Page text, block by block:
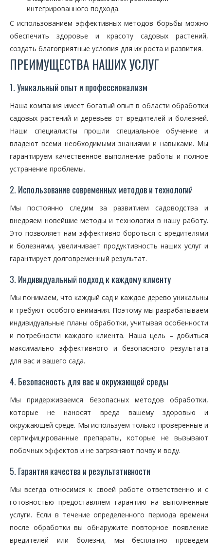
интегрированного подхода.
С использованием эффективных методов борьбы можно
обеспечить здоровье и красоту садовых растений,
создать благоприятные условия для их роста и развития.
ПРЕИМУЩЕСТВА НАШИХ УСЛУГ
1. Уникальный опыт и профессионализм
Наша компания имеет богатый опыт в области обработки
садовых растений и деревьев от вредителей и болезней.
Наши специалисты прошли специальное обучение и
владеют всеми необходимыми знаниями и навыками. Мы
гарантируем качественное выполнение работы и полное
устранение проблемы.
2. Использование современных методов и технологий
Мы постоянно следим за развитием садоводства и
внедряем новейшие методы и технологии в нашу работу.
Это позволяет нам эффективно бороться с вредителями
и болезнями, увеличивает продуктивность наших услуг и
гарантирует долговременный результат.
3. Индивидуальный подход к каждому клиенту
Мы понимаем, что каждый сад и каждое дерево уникальны
и требуют особого внимания. Поэтому мы разрабатываем
индивидуальные планы обработки, учитывая особенности
и потребности каждого клиента. Наша цель – добиться
максимально эффективного и безопасного результата
для вас и вашего сада.
4. Безопасность для вас и окружающей среды
Мы придерживаемся безопасных методов обработки,
которые не наносят вреда вашему здоровью и
окружающей среде. Мы используем только проверенные и
сертифицированные препараты, которые не вызывают
побочных эффектов и не загрязняют почву и воду.
5. Гарантия качества и результативности
Мы всегда относимся к своей работе ответственно и с
готовностью предоставляем гарантию на выполненные
услуги. Если в течение определенного периода времени
после обработки вы обнаружите повторное появление
вредителей или болезни, мы бесплатно проведем